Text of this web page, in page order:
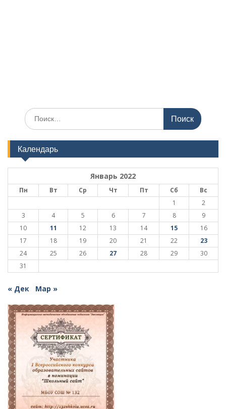
Поиск
по:
Календарь
Январь 2022
Пн Вт Ср Чт Пт Сб
Вс
1
2
3
4 5 6 7 8
9
10
11 12 13 14 15
16
17
18 19 20 21 22
23
24
25 26 27 28 29
30
31
« Дек Мар »